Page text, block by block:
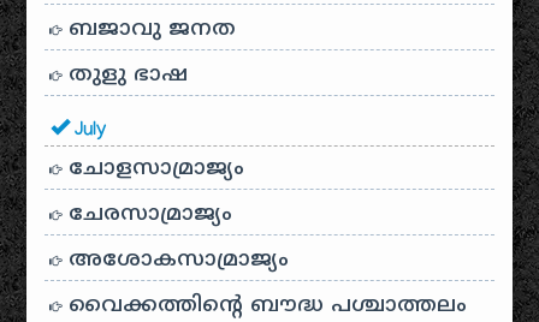
ബജാവു ജനത
തുളു ഭാഷ
July
ചോളസാമ്രാജ്യം
ചേരസാമ്രാജ്യം
അശോകസാമ്രാജ്യം
വൈക്കത്തിന്റെ ബൗദ്ധ പശ്ചാത്തലം